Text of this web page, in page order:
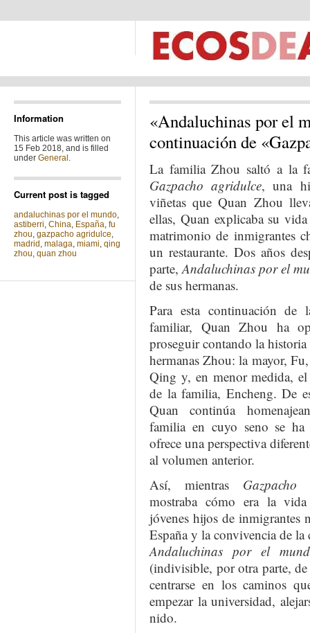
Information
This article was written on
15 Feb 2018, and is filled
under General .
Current post is tagged
andaluchinas por el mundo,
astiberri, China, España, fu
zhou, gazpacho agridulce,
madrid , malaga, miami, qing
zhou, quan zhou
«Andaluchinas por el
continuación de
La familia Zhou saltó a la
Gazpacho agridulce, una
viñetas que Quan Zhou
ellas, Quan explicaba su
matrimonio de inmigrantes
un restaurante. Dos años
parte,Andaluchinas por el
de sus hermanas.
Para esta continuación de
familiar, Quan Zhou ha
proseguir contando la historia
hermanas Zhou: la mayor,
Qing y, en menor medida,
de la familia, Encheng. De
Quan continúa
familia en cuyo seno se
ofrece una perspectiva
al volumen anterior.
Así, mientras Gazpacho
mostraba cómo era la
jóvenes hijos de inmigrantes
España y la convivencia de
Andaluchinas por el
(indivisible, por otra parte,
centrarse en los caminos
empezar la universidad,
nido.